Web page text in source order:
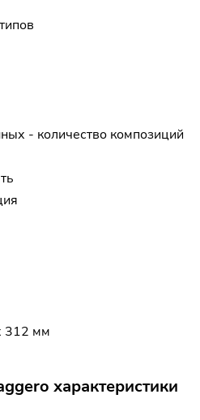
- количество композиций
312 мм
характеристики